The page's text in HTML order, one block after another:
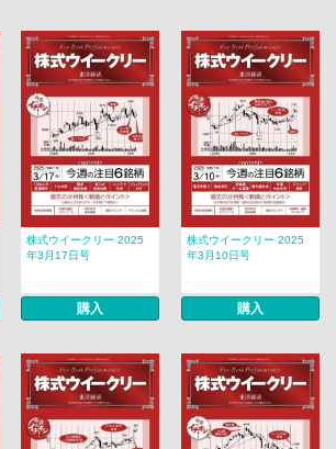
株式ウイークリー 2025
年3月17日号
購入
株式ウイークリー 2025
年3月10日号
購入